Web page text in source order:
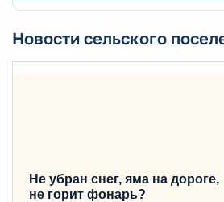
Новости сельского
Не убран снег, яма на дороге,
не горит фонарь?